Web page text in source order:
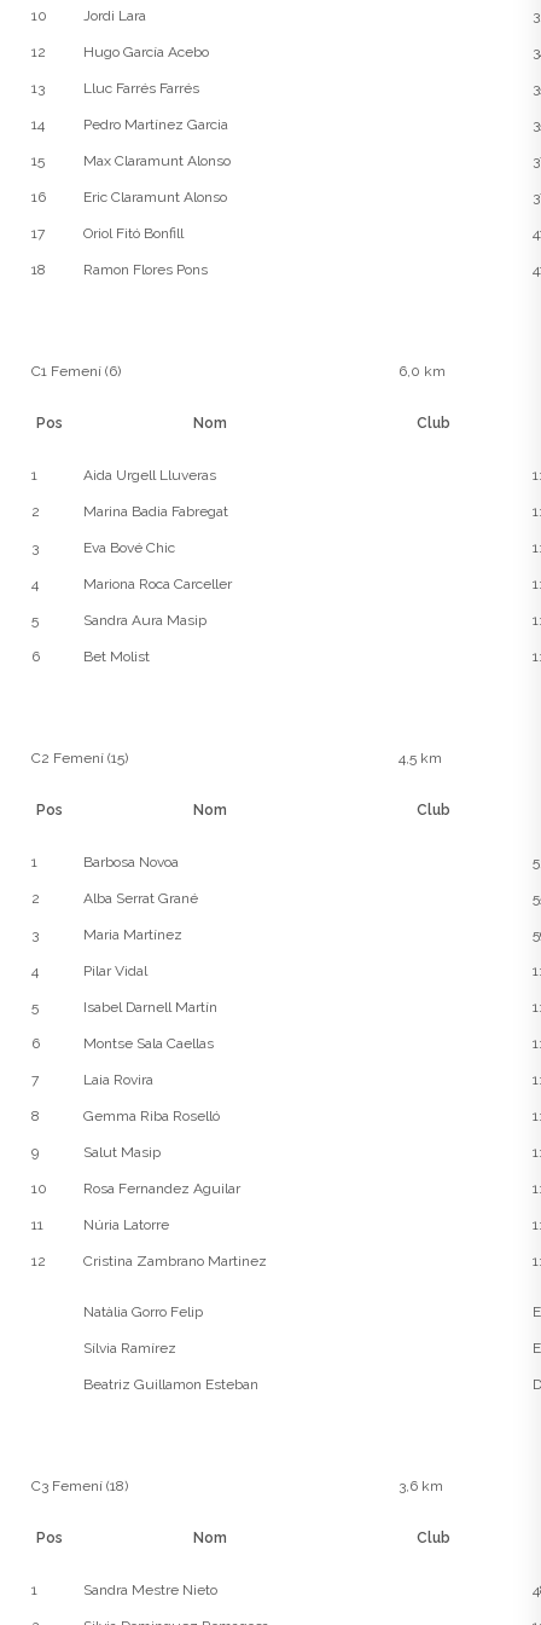
10 Jordi Lara
12 Hugo García Acebo
13 Lluc Farrés Farrés
14 Pedro Martínez Garcia
15 Max Claramunt Alonso
16 Eric Claramunt Alonso
17 Oriol Fitó Bonfill
18 Ramon Flores Pons
C1 Femení (6) 6,0 km
Pos Nom Club
1 Aida Urgell Lluveras
2 Marina Badia Fabregat
3 Eva Bové Chic
4 Mariona Roca Carceller
5 Sandra Aura Masip
6 Bet Molist
C2 Femení (15) 4,5 km
Pos Nom Club
1 Barbosa Novoa
2 Alba Serrat Grané
3 Maria Martínez
4 Pilar Vidal
5 Isabel Darnell Martín
6 Montse Sala Caellas
7 Laia Rovira
8 Gemma Riba Roselló
9 Salut Masip
10 Rosa Fernandez Aguilar
11 Núria Latorre
12 Cristina Zambrano Martinez
Natàlia Gorro Felip
Sílvia Ramírez
Beatriz Guillamon Esteban
C3 Femení (18) 3,6 km
Pos Nom Club
1 Sandra Mestre Nieto